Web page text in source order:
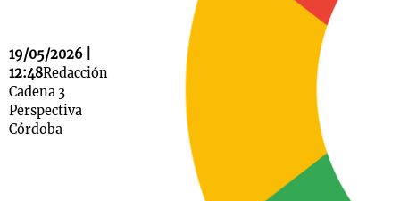
19/05/2026 |
12:48Redacción
Cadena 3
Perspectiva
Córdoba
Mundial 2026
La Sole en
Cadena 3